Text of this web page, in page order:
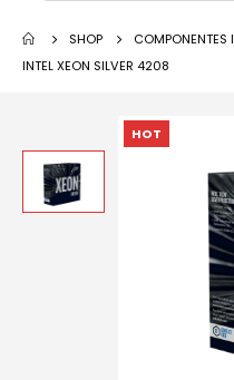
SHOP COMPONENTES
INTEL XEON SILVER 4208
HOT